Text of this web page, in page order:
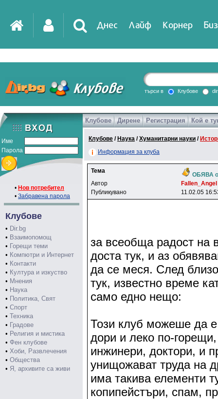
Днес Лайф Корнер
DirTV Impressio
Games
търси в Клубове
Име
Парола
• Нов потребител
• Забравена парола
Клубове
• Dir.bg
• Взаимопомощ
• Горещи теми
• Компютри и Интернет
• Контакти
• Култура и изкуство
• Мнения
• Наука
• Политика, Свят
• Спорт
• Техника
• Градове
• Религия и мистика
• Фен клубове
• Хоби, Развлечения
• Общества
• Я, архивите са живи
Клубове Дирене Регистрация Кой е
Клубове / Наука /Хуманитарни науки /
Информация за клуба
Тема
ОБЯВА
Автор
Fallen_Angel
Публикувано
11.02.05
за всеобща радост на
доста тук, и аз
да се меся. След
тук, известно време
само едно нещо:
Този клуб можеше да е
дори и леко по-
инжинери, доктори, и
унищожават труда на
има такива елементи
копипейстъри, спам,